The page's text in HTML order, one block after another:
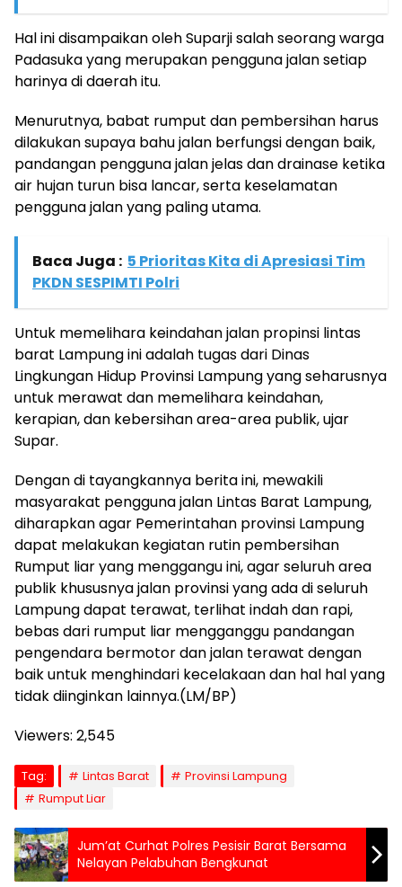
Hal ini disampaikan oleh Suparji salah seorang warga
Padasuka yang merupakan pengguna jalan setiap
harinya di daerah itu.
Menurutnya, babat rumput dan pembersihan harus
dilakukan supaya bahu jalan berfungsi dengan baik,
pandangan pengguna jalan jelas dan drainase ketika
air hujan turun bisa lancar, serta keselamatan
pengguna jalan yang paling utama.
Baca Juga : 5 Prioritas Kita di Apresiasi Tim
PKDN SESPIMTI Polri
Untuk memelihara keindahan jalan propinsi lintas
barat Lampung ini adalah tugas dari Dinas
Lingkungan Hidup Provinsi Lampung yang seharusnya
untuk merawat dan memelihara keindahan,
kerapian, dan kebersihan area-area publik, ujar
Supar.
Dengan di tayangkannya berita ini, mewakili
masyarakat pengguna jalan Lintas Barat Lampung,
diharapkan agar Pemerintahan provinsi Lampung
dapat melakukan kegiatan rutin pembersihan
Rumput liar yang menggangu ini, agar seluruh area
publik khususnya jalan provinsi yang ada di seluruh
Lampung dapat terawat, terlihat indah dan rapi,
bebas dari rumput liar mengganggu pandangan
pengendara bermotor dan jalan terawat dengan
baik untuk menghindari kecelakaan dan hal hal yang
tidak diinginkan lainnya.(LM/BP)
Viewers: 2,545
Tag: Lintas Barat
Provinsi Lampung
Rumput Liar
Jum’at Curhat Polres Pesisir Barat Bersama
Nelayan Pelabuhan Bengkunat